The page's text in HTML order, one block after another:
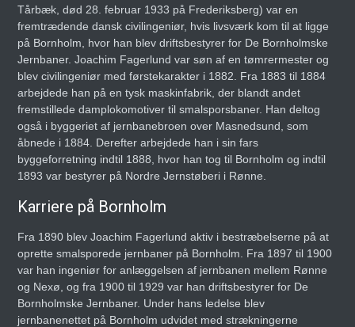
Tårbæk, død 28. februar 1933 på Frederiksberg) var en
fremtrædende dansk civilingeniør, hvis livsværk kom til at ligge
på Bornholm, hvor han blev driftsbestyrer for De Bornholmske
Jernbaner. Joachim Fagerlund var søn af en tømrermester og
blev civilingeniør med førstekarakter i 1882. Fra 1883 til 1884
arbejdede han på en tysk maskinfabrik, der blandt andet
fremstillede damplokomotiver til smalsporsbaner. Han deltog
også i byggeriet af jernbanebroen over Masnedsund, som
åbnede i 1884. Derefter arbejdede han i sin fars
byggeforretning indtil 1888, hvor han tog til Bornholm og indtil
1893 var bestyrer på Nordre Jernstøberi i Rønne.
Karriere på Bornholm
Fra 1890 blev Joachim Fagerlund aktiv i bestræbelserne på at
oprette smalsporede jernbaner på Bornholm. Fra 1897 til 1900
var han ingeniør for anlæggelsen af jernbanen mellem Rønne
og Nexø, og fra 1900 til 1929 var han driftsbestyrer for De
Bornholmske Jernbaner. Under hans ledelse blev
jernbanenettet på Bornholm udvidet med strækningerne